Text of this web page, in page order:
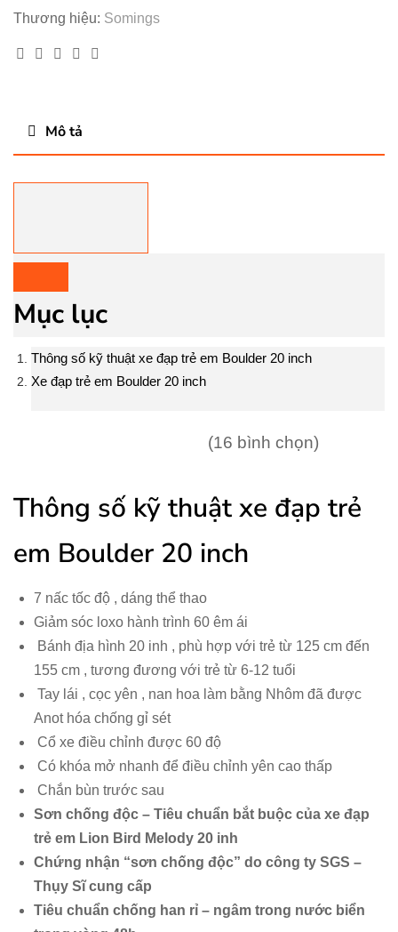
Thương hiệu: Somings
Facebook
TwitterLinkedinGoogle+
Mô tả
Mục lục
Thông số kỹ thuật xe đạp trẻ em Boulder 20 inch
Xe đạp trẻ em Boulder 20 inch
(16 bình chọn)
Thông số kỹ thuật xe đạp trẻ
em Boulder 20 inch
7 nấc tốc độ , dáng thể thao
Giảm sóc loxo hành trình 60 êm ái
Bánh địa hình 20 inh , phù hợp với trẻ từ 125 cm đến
155 cm , tương đương với trẻ từ 6-12 tuổi
Tay lái , cọc yên , nan hoa làm bằng Nhôm đã được
Anot hóa chống gỉ sét
Cổ xe điều chỉnh được 60 độ
Có khóa mở nhanh để điều chỉnh yên cao thấp
Chắn bùn trước sau
Sơn chống độc – Tiêu chuẩn bắt buộc của xe đạp
trẻ em Lion Bird Melody 20 inh
Chứng nhận “sơn chống độc” do công ty SGS –
Thụy Sĩ cung cấp
Tiêu chuẩn chống han rỉ – ngâm trong nước biển